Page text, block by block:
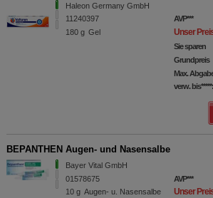
Haleon Germany GmbH
11240397
180 g Gel
AVP***
Unser
Sie sparen
Grundpreis
Max.
verw. bis*****:
BEPANTHEN Augen- und Nasensalbe
Bayer Vital GmbH
01578675
10 g Augen- u. Nasensalbe
AVP***
Unser